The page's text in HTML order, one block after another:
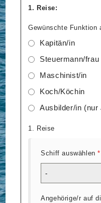
1. Reise:
Gewünschte Funktion
Kapitän/in
Steuermann/frau
Maschinist/in
Koch/Köchin
Ausbilder/in (nur
1. Reise
Schiff auswählen*
-
Angehörige/r auf